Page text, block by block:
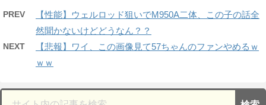
PREV
【性能】ウェルロッド狙いでM950A二体、この子の話全
然聞かないけどどうなん？？
NEXT
【悲報】ワイ、この画像見て57ちゃんのファンやめるｗ
ｗｗ